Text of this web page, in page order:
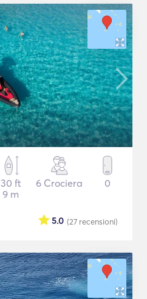
30 ft
9 m
6 Crociera 0
(27 recensioni)
5.0